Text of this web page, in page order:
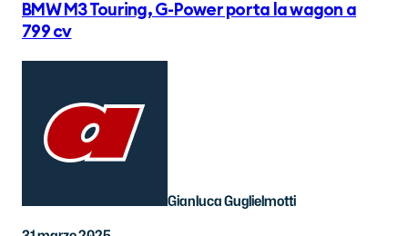
BMW M3 Touring, G-Power porta la wagon a
799 cv
Gianluca Guglielmotti